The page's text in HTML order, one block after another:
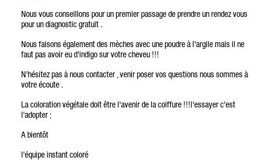
Nous vous conseillons pour un premier passage de prendre un rendez vous
pour un diagnostic gratuit .
Nous faisons également des mèches avec une poudre à l'argile mais il ne
faut pas avoir eu d'indigo sur votre cheveu !!!
N'hésitez pas à nous contacter , venir poser vos questions nous sommes à
votre écoute .
La coloration végétale doit être l'avenir de la coiffure !!!l'essayer c'est
l'adopter ;
A bientôt
l'équipe instant coloré